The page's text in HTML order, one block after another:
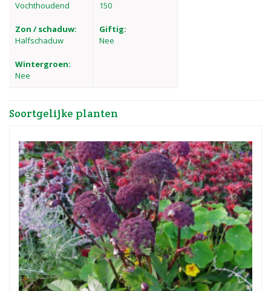
Vochthoudend
Zon / schaduw:
Halfschaduw
Wintergroen:
Nee
150
Giftig:
Nee
Soortgelijke planten